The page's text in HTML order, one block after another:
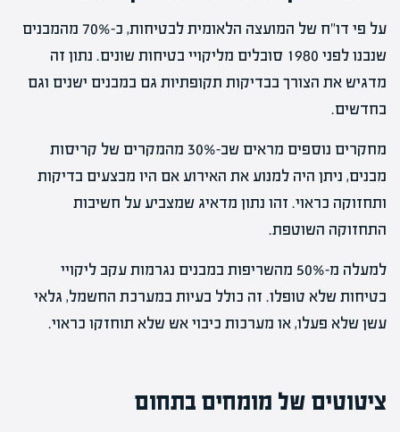
על פי דו"ח של המועצה הלאומית לבטיחות, כ-70% מהמבנים
שנבנו לפני 1980 סובלים מליקויי בטיחות שונים. נתון זה
מדגיש את הצורך בבדיקות תקופתיות גם במבנים ישנים וגם
בחדשים.
מחקרים נוספים מראים שב-30% מהמקרים של קריסות
מבנים, ניתן היה למנוע את האירוע אם היו מבצעים בדיקות
ותחזוקה כראוי. זהו נתון מדאיג שמצביע על חשיבות
התחזוקה השוטפת.
למעלה מ-50% מהשריפות במבנים נגרמות עקב ליקויי
בטיחות שלא טופלו. זה כולל בעיות במערכת החשמל, גלאי
עשן שלא פעלו, או מערכות כיבוי אש שלא תוחזקו כראוי.
ציטוטים של מומחים בתחום